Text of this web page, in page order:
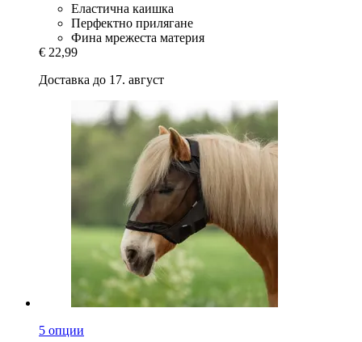
Еластична каишка
Перфектно прилягане
Фина мрежеста материя
€ 22,99
Доставка до 17. август
5 опции